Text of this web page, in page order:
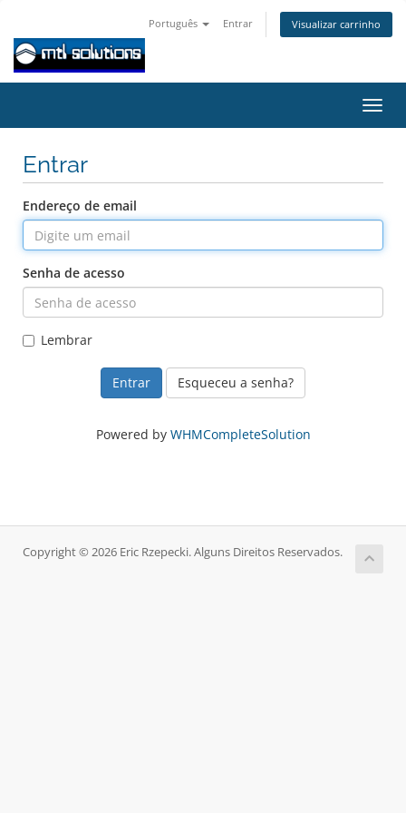
Português Entrar Visualizar carrinho
Entrar
Endereço de email
Senha de acesso
Lembrar
Esqueceu a senha?
Powered by WHMCompleteSolution
Copyright © 2026 Eric Rzepecki. Alguns Direitos Reservados.